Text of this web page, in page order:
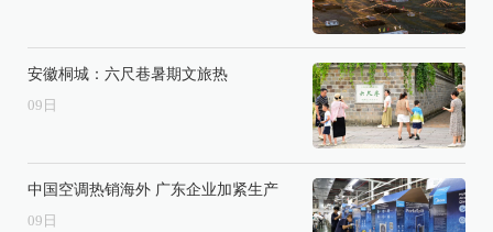
安徽桐城：六尺巷暑期文旅热
09 日
中国空调热销海外 广东企业加紧生产
09 日